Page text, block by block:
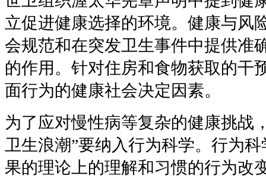
立促进健康选择的环境。健康与风
会规范和在突发卫生事件中提供准
的作用。针对住房和食物获取的干
面行为的健康社会决定因素。
为了应对慢性病等复杂的健康挑战
卫生浪潮”要纳入行为科学。行为
果的理论上的理解和习惯的行为改